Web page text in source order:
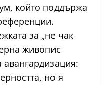
който поддържа
за „не чак
живопис
но я